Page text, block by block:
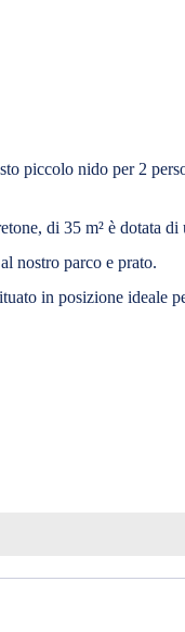
piccolo nido per 2
di 35 m² è dotata
nostro parco e prato.
in posizione ideale